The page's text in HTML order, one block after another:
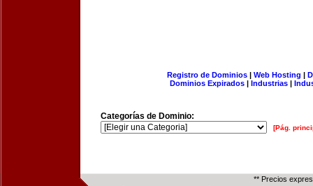
Registro de Dominios| Web Hosting |
Dominios Expirados | Industrias |
Categorías de Dominio:
[Pág.
** Precios